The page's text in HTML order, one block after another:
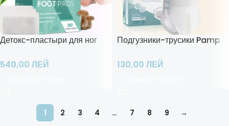
Детокс-пластыри для ног
540,00 ЛЕЙ
Подгузники-трусики
130,00 ЛЕЙ
1 2 3 4 … 7 8 9 →